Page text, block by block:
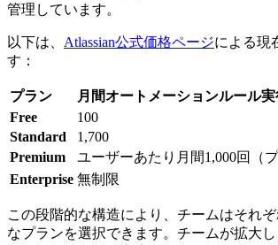
管理しています。
以下は、 Atlassian公式価格ページによる現
す：
プラン
月間オートメーションルール
Free
100
Standard
1,700
Premium
ユーザーあたり月間1,000回（プ
Enterprise 無制限
この段階的な構造により、チームはそれ
なプランを選択できます。チームが拡大